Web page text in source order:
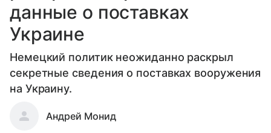
данные о поставках
Украине
Немецкий политик неожиданно раскрыл
секретные сведения о поставках вооружения
на Украину.
Андрей Монид